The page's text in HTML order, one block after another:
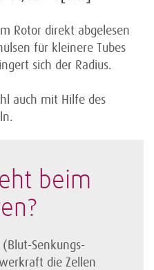
Rotor direkt abgelesen
für kleinere Tubes
sich der Radius.
auch mit Hilfe des
beim
Senkungs-
die Zellen